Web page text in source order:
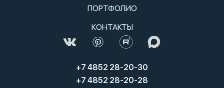
ПОРТФОЛИО
КОНТАКТЫ
+7 4852 28-20-30
+7 4852 28-20-28